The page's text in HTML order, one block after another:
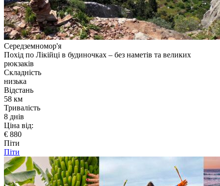
Середземномор'я
Похід по Лікійці в будиночках – без наметів та великих
рюкзаків
Складність
низька
Відстань
58 км
Тривалість
8 днів
Ціна від:
€ 880
Піти
Піти